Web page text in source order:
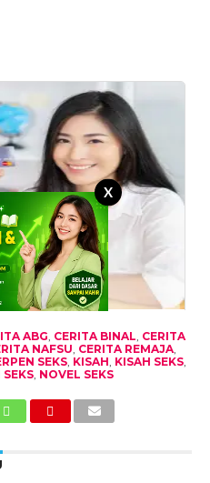
X
ABG CERITA BINAL CERITA
NAFSU CERITA REMAJA,
SEKS, KISAH KISAH SEKS,
, NOVEL SEKS